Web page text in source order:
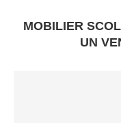
MOBILIER
UN